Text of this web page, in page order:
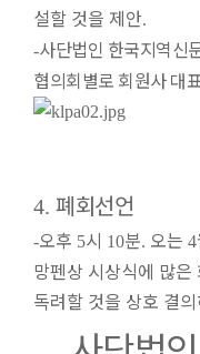
설할 것을 제안.
-사단법인 한국지역신
협의회별로 회원사 대
4. 폐회선언
-오후 5시 10분. 오는 4
망펜상 시상식에 많
독려할 것을 상호 결